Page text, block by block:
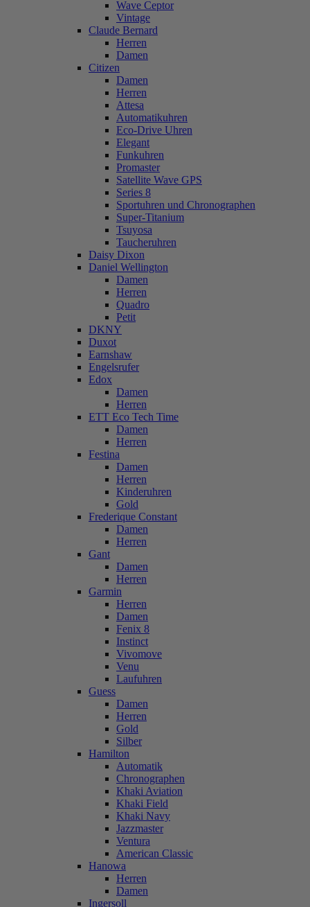
Wave Ceptor
Vintage
Claude Bernard
Herren
Damen
Citizen
Damen
Herren
Attesa
Automatikuhren
Eco-Drive Uhren
Elegant
Funkuhren
Promaster
Satellite Wave GPS
Series 8
Sportuhren und Chronographen
Super-Titanium
Tsuyosa
Taucheruhren
Daisy Dixon
Daniel Wellington
Damen
Herren
Quadro
Petit
DKNY
Duxot
Earnshaw
Engelsrufer
Edox
Damen
Herren
ETT Eco Tech Time
Damen
Herren
Festina
Damen
Herren
Kinderuhren
Gold
Frederique Constant
Damen
Herren
Gant
Damen
Herren
Garmin
Herren
Damen
Fenix 8
Instinct
Vivomove
Venu
Laufuhren
Guess
Damen
Herren
Gold
Silber
Hamilton
Automatik
Chronographen
Khaki Aviation
Khaki Field
Khaki Navy
Jazzmaster
Ventura
American Classic
Hanowa
Herren
Damen
Ingersoll